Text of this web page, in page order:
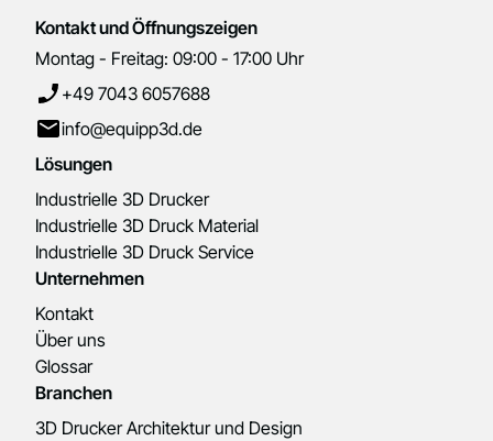
Kontakt und Öffnungszeigen
Montag - Freitag: 09:00 - 17:00 Uhr
+49 7043 6057688
info@equipp3d.de
Lösungen
Industrielle 3D Drucker
Industrielle 3D Druck Material
Industrielle 3D Druck Service
Unternehmen
Kontakt
Über uns
Glossar
Branchen
3D Drucker Architektur und Design